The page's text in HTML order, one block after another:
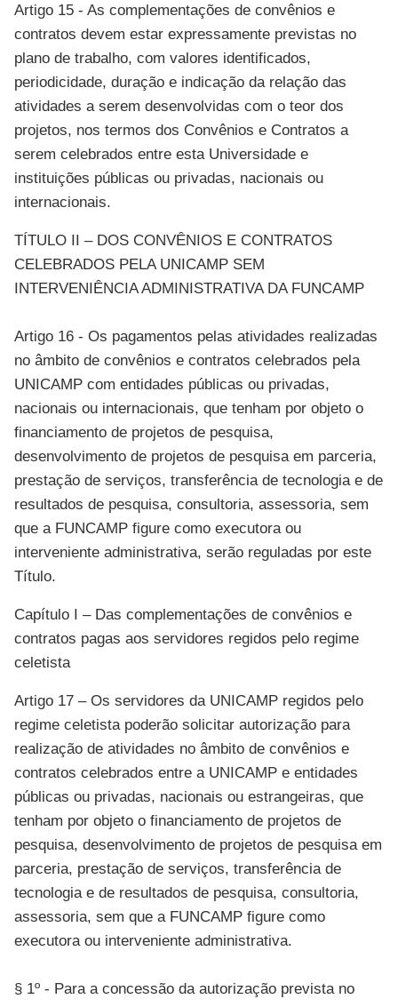
Artigo 15 - As complementações de convênios e
contratos devem estar expressamente previstas no
plano de trabalho, com valores identificados,
periodicidade, duração e indicação da relação das
atividades a serem desenvolvidas com o teor dos
projetos, nos termos dos Convênios e Contratos a
serem celebrados entre esta Universidade e
instituições públicas ou privadas, nacionais ou
internacionais.
TÍTULO II – DOS CONVÊNIOS E CONTRATOS
CELEBRADOS PELA UNICAMP SEM
INTERVENIÊNCIA ADMINISTRATIVA DA FUNCAMP
Artigo 16 - Os pagamentos pelas atividades realizadas
no âmbito de convênios e contratos celebrados pela
UNICAMP com entidades públicas ou privadas,
nacionais ou internacionais, que tenham por objeto o
financiamento de projetos de pesquisa,
desenvolvimento de projetos de pesquisa em parceria,
prestação de serviços, transferência de tecnologia e de
resultados de pesquisa, consultoria, assessoria, sem
que a FUNCAMP figure como executora ou
interveniente administrativa, serão reguladas por este
Título.
Capítulo I – Das complementações de convênios e
contratos pagas aos servidores regidos pelo regime
celetista
Artigo 17 – Os servidores da UNICAMP regidos pelo
regime celetista poderão solicitar autorização para
realização de atividades no âmbito de convênios e
contratos celebrados entre a UNICAMP e entidades
públicas ou privadas, nacionais ou estrangeiras, que
tenham por objeto o financiamento de projetos de
pesquisa, desenvolvimento de projetos de pesquisa em
parceria, prestação de serviços, transferência de
tecnologia e de resultados de pesquisa, consultoria,
assessoria, sem que a FUNCAMP figure como
executora ou interveniente administrativa.
§ 1º - Para a concessão da autorização prevista no